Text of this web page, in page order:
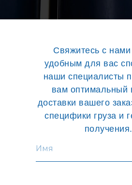
Свяжитесь с
удобным для вас
наши специалисты
вам оптимальный
доставки вашего
специфики груза и
получения.